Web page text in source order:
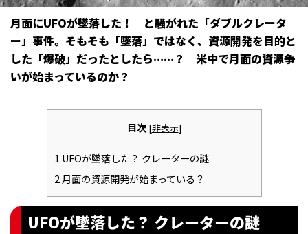
月面にUFOが墜落した！ と騒がれた「ダブルクレータ
ー」事件。そもそも「墜落」ではなく、資源開発を目的と
した「爆破」だったとしたら……？ 米中で月面の資源争
いが始まっているのか？
目次 [非表示]
1 UFOが墜落した？ クレーターの謎
2月面の資源開発が始まっている？
UFOが墜落した？ クレーターの謎